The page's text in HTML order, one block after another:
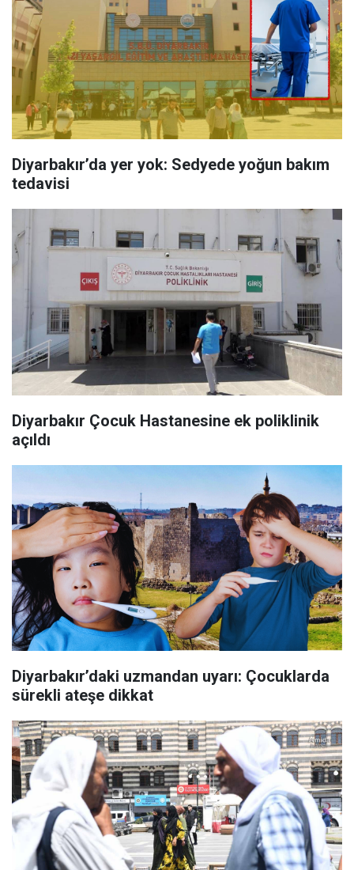
Diyarbakır’da yer yok: Sedyede yoğun bakım
tedavisi
Diyarbakır Çocuk Hastanesine ek poliklinik
açıldı
Diyarbakır’daki uzmandan uyarı: Çocuklarda
sürekli ateşe dikkat